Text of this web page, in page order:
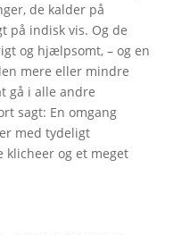
de kalder på
på indisk vis. Og de
og hjælpsomt, – og en
mere eller mindre
gå i alle andre
sagt: En omgang
med tydeligt
og et meget